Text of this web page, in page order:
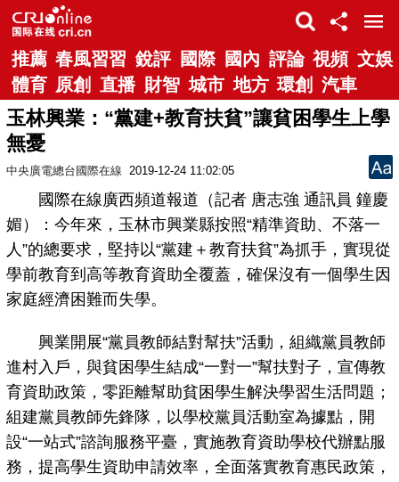
推薦 春風習習 銳評 國際 國內 評論 視頻 文娛
體育 原創 直播 財智 城市 地方 環創 汽車
玉林興業：“黨建+教育扶貧”讓貧困學生上學
無憂
中央廣電總台國際在線 2019-12-24 11:02:05
國際在線廣西頻道報道（記者 唐志強 通訊員 鐘慶
媚）：今年來，玉林市興業縣按照“精準資助、不落一
人”的總要求，堅持以“黨建＋教育扶貧”為抓手，實現從
學前教育到高等教育資助全覆蓋，確保沒有一個學生因
家庭經濟困難而失學。
興業開展“黨員教師結對幫扶”活動，組織黨員教師
進村入戶，與貧困學生結成“一對一”幫扶對子，宣傳教
育資助政策，零距離幫助貧困學生解決學習生活問題；
組建黨員教師先鋒隊，以學校黨員活動室為據點，開
設“一站式”諮詢服務平臺，實施教育資助學校代辦點服
務，提高學生資助申請效率，全面落實教育惠民政策，